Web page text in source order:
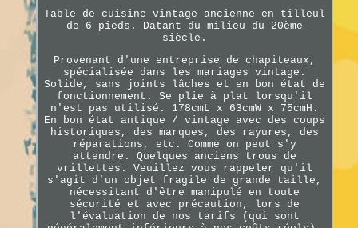
Table de cuisine vintage ancienne en tilleul
de 6 pieds. Datant du milieu du 20ème
siècle.
Provenant d'une entreprise de chapiteaux,
spécialisée dans les mariages vintage.
Solide, sans joints lâches et en bon état de
fonctionnement. Se plie à plat lorsqu'il
n'est pas utilisé. 178cmL x 63cmW x 75cmH.
En bon état antique / vintage avec des coups
historiques, des marques, des rayures, des
réparations, etc. Comme on peut s'y
attendre. Quelques anciens trous de
vrillettes. Veuillez vous rappeler qu'il
s'agit d'un objet fragile de grande taille,
nécessitant d'être manipulé en toute
sécurité et avec précaution, lors de
l'évaluation de nos tarifs (qui sont